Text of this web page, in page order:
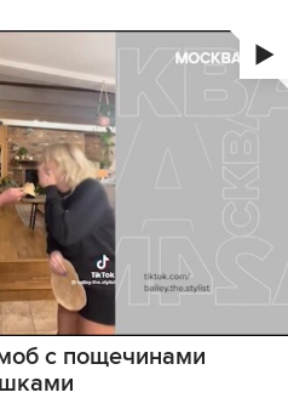
с пощечинами